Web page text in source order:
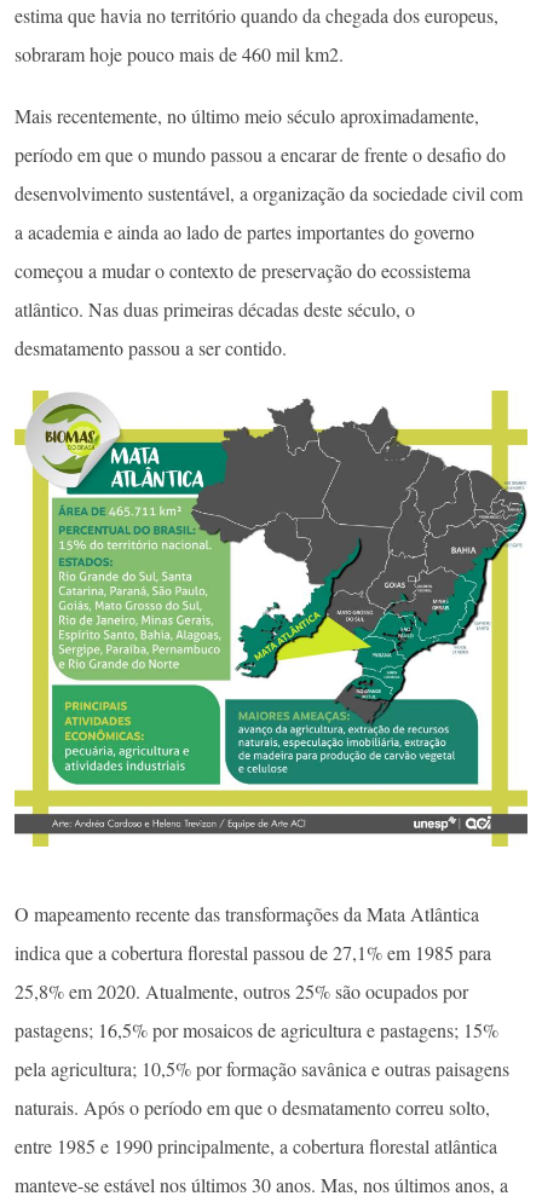
estima que havia no território quando da chegada dos europeus,
sobraram hoje pouco mais de 460 mil km2.
Mais recentemente, no último meio século aproximadamente,
período em que o mundo passou a encarar de frente o desafio do
desenvolvimento sustentável, a organização da sociedade civil com
a academia e ainda ao lado de partes importantes do governo
começou a mudar o contexto de preservação do ecossistema
atlântico. Nas duas primeiras décadas deste século, o
desmatamento passou a ser contido.
O mapeamento recente das transformações da Mata Atlântica
indica que a cobertura florestal passou de 27,1% em 1985 para
25,8% em 2020. Atualmente, outros 25% são ocupados por
pastagens; 16,5% por mosaicos de agricultura e pastagens; 15%
pela agricultura; 10,5% por formação savânica e outras paisagens
naturais. Após o período em que o desmatamento correu solto,
entre 1985 e 1990 principalmente, a cobertura florestal atlântica
manteve-se estável nos últimos 30 anos. Mas, nos últimos anos, a